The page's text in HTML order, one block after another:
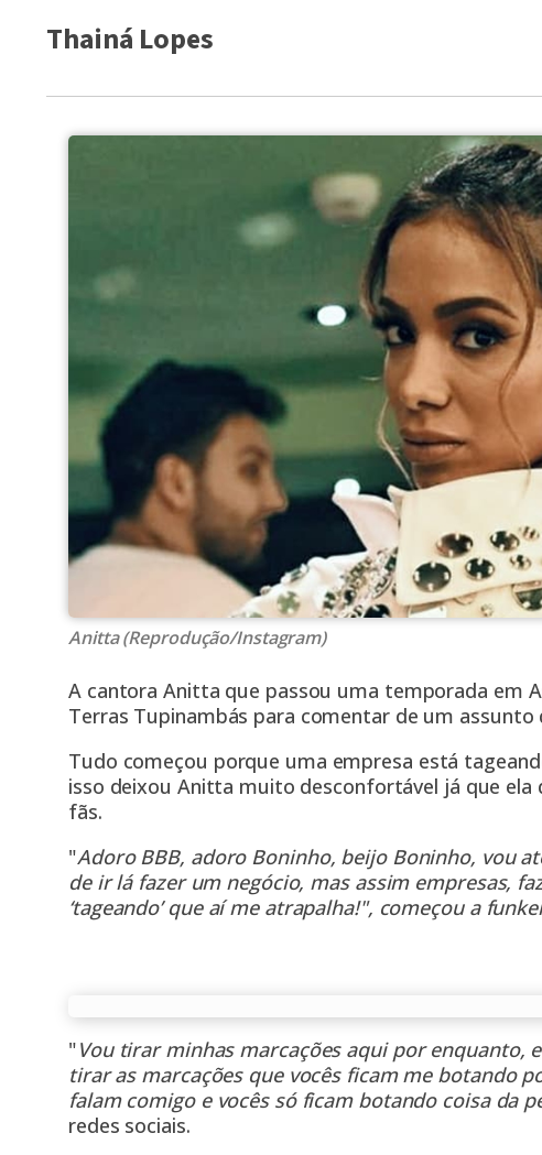
Thainá Lopes
Anitta (Reprodução/Instagram)
A cantoraAnitta que passou uma temporada em
Terras Tupinambás para comentar de um assunto
Tudo começou porque uma empresa está
isso deixou Anitta muito desconfortável já que ela
fãs.
"Adoro BBB, adoro Boninho, beijo Boninho, vou
de ir lá fazer um negócio, mas assim empresas,
‘tageando’ que aí me atrapalha!", começou a
"Vou tirar minhas marcações aqui por enquanto,
tirar as marcações que vocês ficam me botando
falam comigo e vocês só ficam botando coisa da
redes sociais.